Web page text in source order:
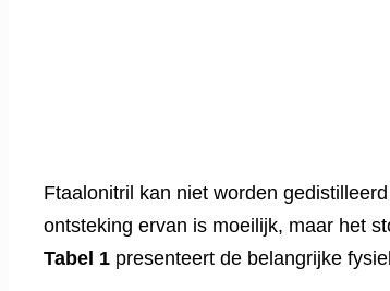
Ftaalonitril kan niet worden
ontsteking ervan is moeilijk, maar het
Tabel 1 presenteert de belangrijke